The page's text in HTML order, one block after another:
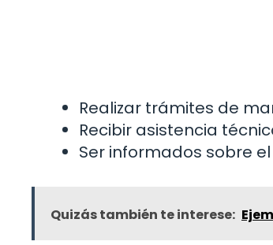
Realizar trámites de
Recibir asistencia
Ser informados sobre
Quizás también te interese: